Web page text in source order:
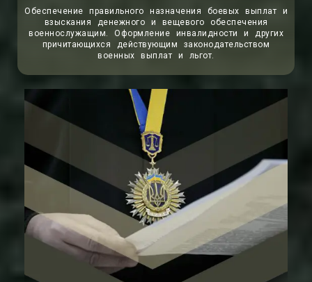
Обеспечение правильного назначения боевых выплат и
взыскания денежного и вещевого обеспечения
военнослужащим. Оформление инвалидности и других
причитающихся действующим законодательством
военных выплат и льгот.